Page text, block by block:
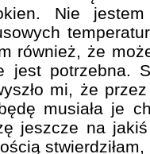
Nie
również, że
jest potrzebna.
mi, że
musiała je
jeszcze na